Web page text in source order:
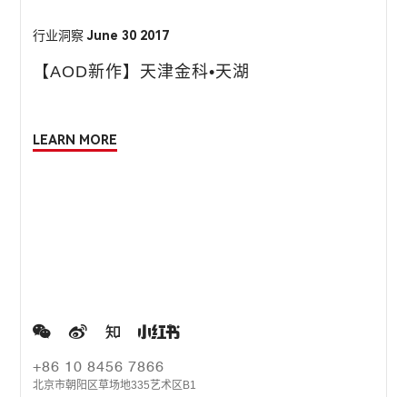
行业洞察 June 30 2017
【AOD新作】天津金科•天湖
LEARN MORE
+86 10 8456 7866
北京市朝阳区草场地335艺术区B1